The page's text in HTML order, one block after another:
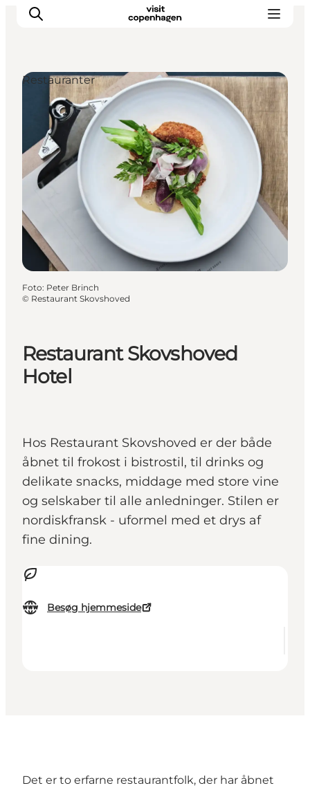
This is Copenhagen
Aktiviteter
Spis & drik
Områder
Planlæg din tur
CopenPay
Copenhagen Card
Restaurant Skovshoved
Hotel
Hos Restaurant Skovshoved er der både
åbnet til frokost i bistrostil, til drinks og
delikate snacks, middage med store vine
og selskaber til alle anledninger. Stilen er
nordiskfransk - uformel med et drys af
fine dining.
Besøg hjemmeside
Restauranter
Foto: Peter Brinch
© Restaurant Skovshoved
Det er to erfarne restaurantfolk, der har åbnet